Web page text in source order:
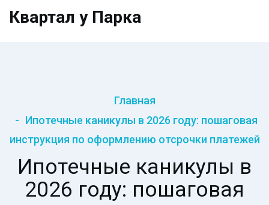
Квартал у Парка
Главная
Ипотечные каникулы в 2026 году: пошаговая
инструкция по оформлению отсрочки платежей
Ипотечные каникулы в
2026 году: пошаговая